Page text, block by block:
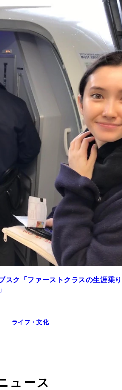
スク「ファーストクラスの生涯乗り
ライフ・文化
ュース